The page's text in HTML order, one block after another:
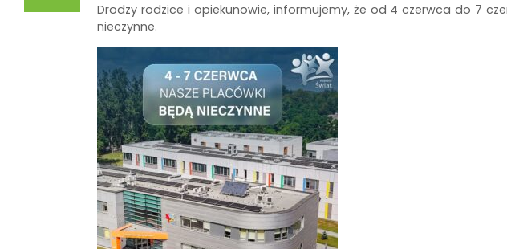
Drodzy rodzice i opiekunowie, informujemy, że od 4 czerwca do 7
nieczynne.